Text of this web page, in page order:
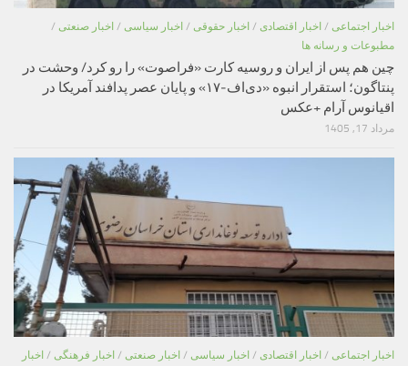
اخبار اجتماعی / اخبار اقتصادی / اخبار حقوقی / اخبار سیاسی / اخبار صنعتی /
مطبوعات و رسانه ها
چین هم پس از ایران و روسیه کارت «فراصوت» را رو کرد/ وحشت در
پنتاگون؛ استقرار انبوه «دی‌اف‑۱۷» و پایان عصر پدافند آمریکا در
اقیانوس آرام +عکس
مرداد 17, 1405
اخبار اجتماعی / اخبار اقتصادی / اخبار سیاسی / اخبار صنعتی / اخبار فرهنگی / اخبار